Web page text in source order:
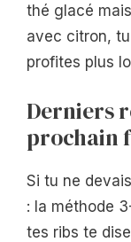
thé glacé
avec citron,
profites plus
Derniers
prochain
Si tu ne
: la méthode
tes ribs te